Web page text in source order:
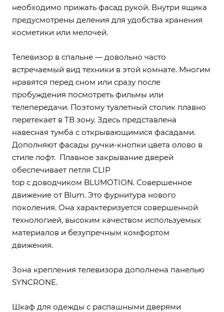
необходимо прижать фасад рукой. Внутри ящика
предусмотрены деления для удобства хранения
косметики или мелочей.
Телевизор в спальне — довольно часто
встречаемый вид техники в этой комнате. Многим
нравятся перед сном или сразу после
пробуждения посмотреть фильмы или
телепередачи. Поэтому туалетный столик плавно
перетекает в ТВ зону. Здесь представлена
навесная тумба с открывающимися фасадами.
Дополняют фасады ручки-кнопки цвета олово в
стиле лофт. Плавное закрывание дверей
обеспечивает петля CLIP
top с доводчиком BLUMOTION. Совершенное
движение от Blum. Это фурнитура нового
поколения. Она характеризуется совершенной
технологией, высоким качеством используемых
материалов и безупречным комфортом
движения.
Зона крепления телевизора дополнена панелью
SYNCRONE.
Шкаф для одежды с распашными дверями